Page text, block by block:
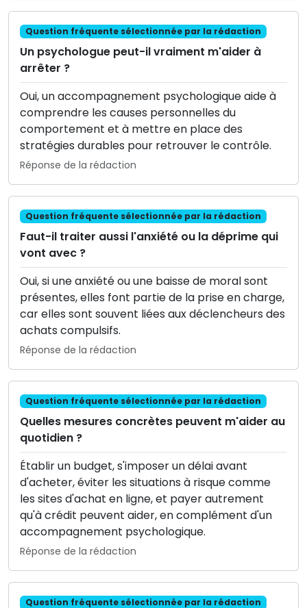
Question fréquente sélectionnée par la rédaction
Un psychologue peut-il vraiment m'aider à
arrêter ?
Oui, un accompagnement psychologique aide à
comprendre les causes personnelles du
comportement et à mettre en place des
stratégies durables pour retrouver le contrôle.
Réponse de la rédaction
Question fréquente sélectionnée par la rédaction
Faut-il traiter aussi l'anxiété ou la déprime qui
vont avec ?
Oui, si une anxiété ou une baisse de moral sont
présentes, elles font partie de la prise en charge,
car elles sont souvent liées aux déclencheurs des
achats compulsifs.
Réponse de la rédaction
Question fréquente sélectionnée par la rédaction
Quelles mesures concrètes peuvent m'aider au
quotidien ?
Établir un budget, s'imposer un délai avant
d'acheter, éviter les situations à risque comme
les sites d'achat en ligne, et payer autrement
qu'à crédit peuvent aider, en complément d'un
accompagnement psychologique.
Réponse de la rédaction
Question fréquente sélectionnée par la rédaction